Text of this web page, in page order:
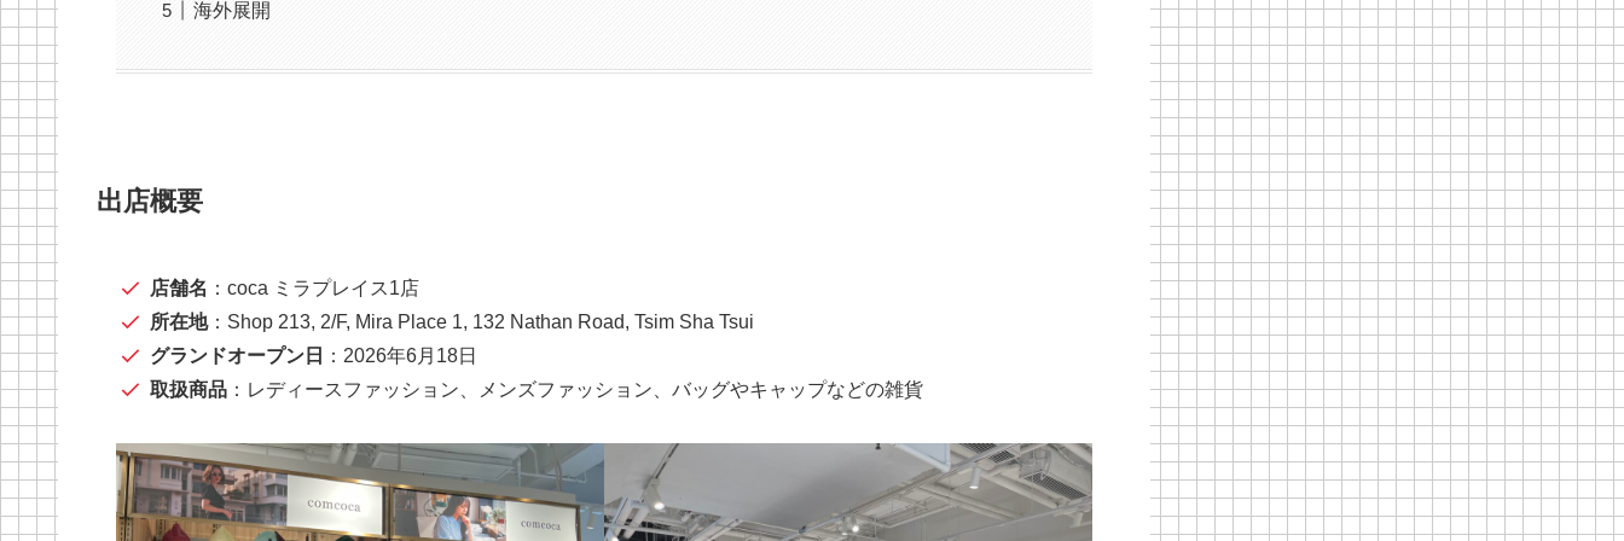
海外展開
出店概要
店舗名 ：coca ミラプレイス1店
所在地：Shop 213, 2/F, Mira Place 1, 132 Nathan Road, Tsim Sha Tsui
グランドオープン日
：2026年6月18日
取扱商品 ：レディースファッション、メンズファッション、バッグやキャップなどの雑貨